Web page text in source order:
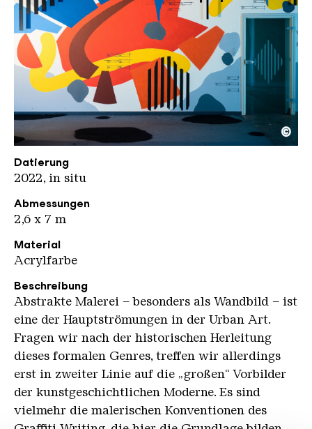
Sethone Ol Dietze
Copyright: Weltkulturerbe Völklinger Hütte /
©
Datierung
2022, in situ
Abmessungen
2,6 x 7 m
Material
Acrylfarbe
Beschreibung
Abstrakte Malerei – besonders als Wandbild – ist
eine der Hauptströmungen in der Urban Art.
Fragen wir nach der historischen Herleitung
dieses formalen Genres, treffen wir allerdings
erst in zweiter Linie auf die „großen“ Vorbilder
der kunstgeschichtlichen Moderne. Es sind
vielmehr die malerischen Konventionen des